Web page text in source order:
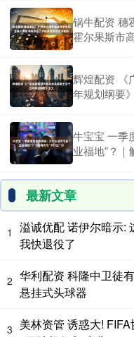
锅牛配资 穗
霍尔果斯市
辉煌配资 《
年规划纲要
牛宝宝 一季
业福地”？
最新文章
1
溢诚优配 诺伊尔暗示:
我快退役了
2 华利配资 科隆中卫徒
悬挂式头球器
3 美林资管 诱惑大!